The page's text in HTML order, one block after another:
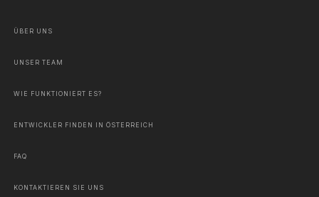
ÜBER UNS
UNSER TEAM
WIE FUNKTIONIERT ES?
ENTWICKLER FINDEN IN ÖSTERREICH
FAQ
KONTAKTIEREN SIE UNS